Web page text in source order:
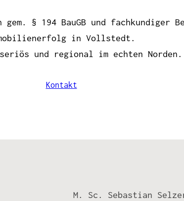
§ 194 BauGB und
in Vollstedt.
und regional im echten Norden.
Kontakt
M. Sc. Sebastian